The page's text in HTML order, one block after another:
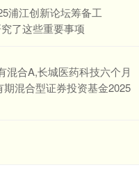
浦江创新论坛筹备工
了这些重要事项
混合A,长城医药科技六个月
混合型证券投资基金2025